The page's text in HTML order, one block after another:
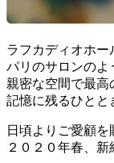
ラフカディオホー
パリのサロンのよ
親密な空間で最高
記憶に残るひとと
日頃よりご愛顧を
２０２０年春、新